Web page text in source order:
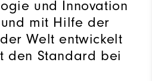
und Innovation
mit Hilfe der
Welt entwickelt
den Standard bei